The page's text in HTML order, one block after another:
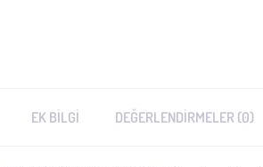
EK BILGI DEĞERLENDIRMELER (0)